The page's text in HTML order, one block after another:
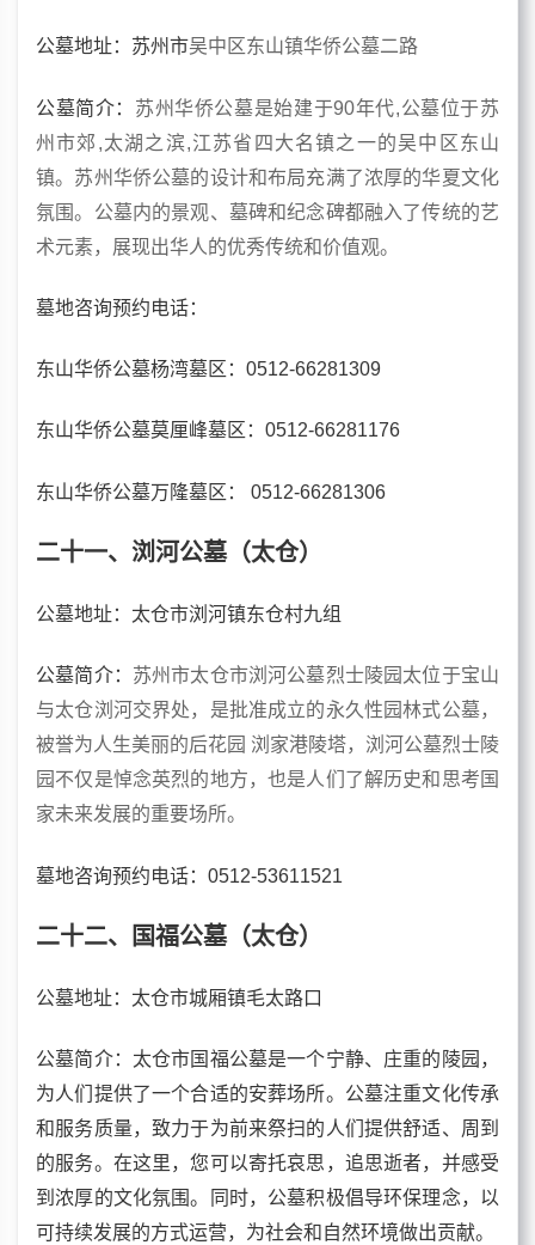
公墓地址：苏州市吴中区东山镇华侨公墓二路
公墓简介： 苏州华侨公墓是始建于90年代,公墓位于苏
州市郊,太湖之滨,江苏省四大名镇之一的吴中区东山
镇。苏州华侨公墓的设计和布局充满了浓厚的华夏文化
氛围。公墓内的景观、墓碑和纪念碑都融入了传统的艺
术元素，展现出华人的优秀传统和价值观。
墓地咨询预约电话：
东山华侨公墓杨湾墓区：0512-66281309
东山华侨公墓莫厘峰墓区：0512-66281176
东山华侨公墓万隆墓区： 0512-66281306
二十一、浏河公墓（太仓）
公墓地址：太仓市浏河镇东仓村九组
公墓简介： 苏州市太仓市浏河公墓烈士陵园太位于宝山
与太仓浏河交界处，是批准成立的永久性园林式公墓，
被誉为人生美丽的后花园 浏家港陵塔，浏河公墓烈士陵
园不仅是悼念英烈的地方，也是人们了解历史和思考国
家未来发展的重要场所。
墓地咨询预约电话：0512-53611521
二十二、国福公墓（太仓）
公墓地址：太仓市城厢镇毛太路口
公墓简介：太仓市国福公墓是一个宁静、庄重的陵园，
为人们提供了一个合适的安葬场所。公墓注重文化传承
和服务质量，致力于为前来祭扫的人们提供舒适、周到
的服务。在这里，您可以寄托哀思，追思逝者，并感受
到浓厚的文化氛围。同时，公墓积极倡导环保理念，以
可持续发展的方式运营，为社会和自然环境做出贡献。